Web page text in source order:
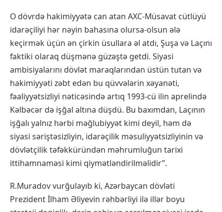
O dövrdə hakimiyyətə can atan AXC-Müsavat cütlüyü
idarəçiliyi hər nəyin bahasına olursa-olsun ələ
keçirmək üçün ən çirkin üsullara əl atdı, Şuşa və Laçını
faktiki olaraq düşmənə güzəştə getdi. Siyasi
ambisiyalarını dövlət maraqlarından üstün tutan və
hakimiyyəti zəbt edən bu qüvvələrin xəyanəti,
fəaliyyətsizliyi nəticəsində artıq 1993-cü ilin aprelində
Kəlbəcər də işğal altına düşdü. Bu baxımdan, Laçının
işğalı yalnız hərbi məğlubiyyət kimi deyil, həm də
siyasi səriştəsizliyin, idarəçilik məsuliyyətsizliyinin və
dövlətçilik təfəkküründən məhrumluğun tarixi
ittihamnaməsi kimi qiymətləndirilməlidir”.
R.Muradov vurğulayıb ki, Azərbaycan dövləti
Prezident İlham Əliyevin rəhbərliyi ilə illər boyu